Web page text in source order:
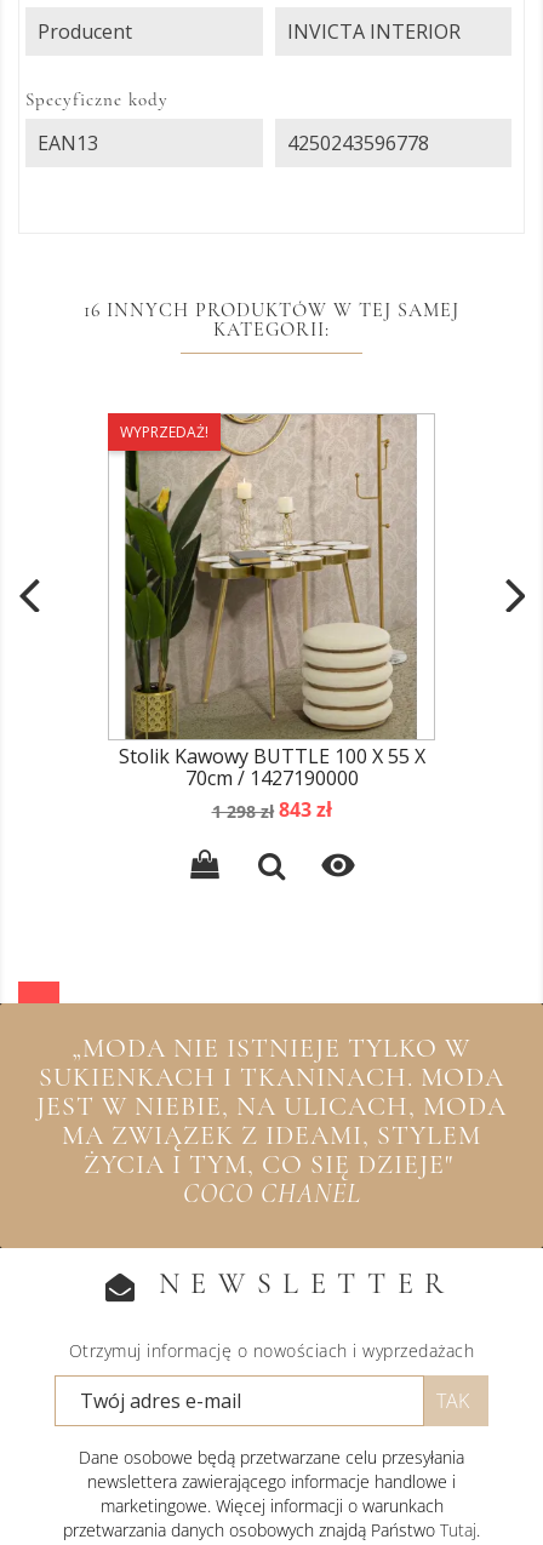
Producent INVICTA INTERIOR
Specyficzne kody
EAN13 4250243596778
16 INNYCH PRODUKTÓW W TEJ SAMEJ
KATEGORII:
WYPRZEDAŻ!
Stolik Kawowy BUTTLE 100 X 55 X
70cm / 1427190000
Cena
1 298 zł Cena
843 zł

„MODA NIE ISTNIEJE TYLKO W
SUKIENKACH I TKANINACH. MODA
JEST W NIEBIE, NA ULICACH, MODA
MA ZWIĄZEK Z IDEAMI, STYLEM
ŻYCIA I TYM, CO SIĘ DZIEJE"
COCO CHANEL
NEWSLETTER
Otrzymuj informację o nowościach i wyprzedażach
Dane osobowe będą przetwarzane celu przesyłania
newslettera zawierającego informacje handlowe i
marketingowe. Więcej informacji o warunkach
przetwarzania danych osobowych znajdą Państwo Tutaj.